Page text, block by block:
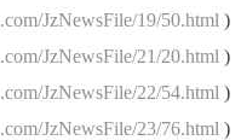
JzNewsFile/19/50.html )
JzNewsFile/21/20.html )
JzNewsFile/22/54.html )
JzNewsFile/23/76.html )